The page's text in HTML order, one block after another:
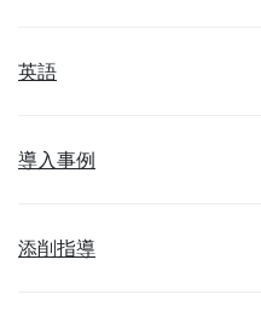
英語
導入事例
添削指導